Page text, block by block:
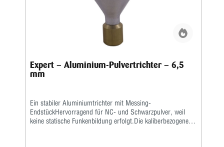
Expert – Aluminium-Pulvertrichter – 6,5
mm
Ein stabiler Aluminiumtrichter mit Messing-
EndstückHervorragend für NC- und Schwarzpulver, weil
keine statische Funkenbildung erfolgt.Die kaliberbezogenen